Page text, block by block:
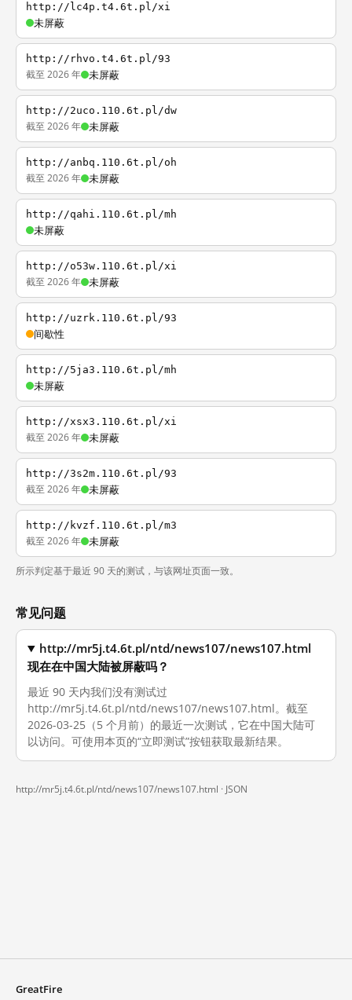
http://lc4p.t4.6t.pl/xi
未屏蔽
http://rhvo.t4.6t.pl/93
截至 2026 年 未屏蔽
http://2uco.110.6t.pl/dw
截至 2026 年 未屏蔽
http://anbq.110.6t.pl/oh
截至 2026 年 未屏蔽
http://qahi.110.6t.pl/mh
未屏蔽
http://o53w.110.6t.pl/xi
截至 2026 年 未屏蔽
http://uzrk.110.6t.pl/93
间歇性
http://5ja3.110.6t.pl/mh
未屏蔽
http://xsx3.110.6t.pl/xi
截至 2026 年 未屏蔽
http://3s2m.110.6t.pl/93
截至 2026 年 未屏蔽
http://kvzf.110.6t.pl/m3
截至 2026 年 未屏蔽
所示判定基于最近 90 天的测试，与该网址页面一致。
常见问题
http://mr5j.t4.6t.pl/ntd/news107/news107.html
现在在中国大陆被屏蔽吗？
最近 90 天内我们没有测试过
http://mr5j.t4.6t.pl/ntd/news107/news107.html。截至
2026-03-25（5 个月前）的最近一次测试，它在中国大陆可
以访问。可使用本页的“立即测试”按钮获取最新结果。
http://mr5j.t4.6t.pl/ntd/news107/news107.html · JSON
GreatFire